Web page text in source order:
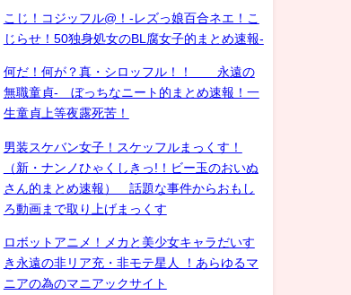
こじ！コジッフル@！-レズっ娘百合ネエ！こ
じらせ！50独身処女のBL腐女子的まとめ速報-
何だ！何が？真・シロッフル！！ 永遠の
無職童貞- ぼっちなニート的まとめ速報！一
生童貞上等夜露死苦！
男装スケバン女子！スケッフルまっくす！
（新・ナンノひゃくしきっ!！ビー玉のおいぬ
さん的まとめ速報） 話題な事件からおもし
ろ動画まで取り上げまっくす
ロボットアニメ！メカと美少女キャラだいす
き永遠の非リア充・非モテ星人 ！あらゆるマ
ニアの為のマニアックサイト